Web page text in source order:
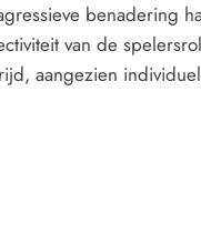
benadering
van de
aangezien